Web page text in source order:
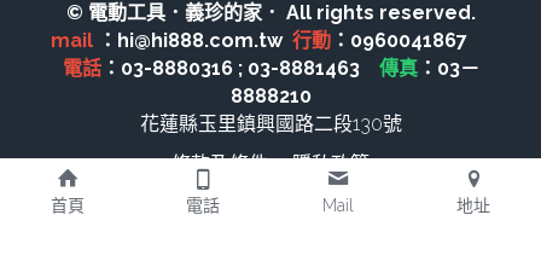
KOLAI格萊電動工具
CAN TA電動工具
HIKOKI 電動工具
台灣REXON 電動工具
© 電動工具．義珍的家． All rights reserved.
mail ：hi@hi888.com.tw 行動
電話：03-8880316 ; 03-8881463 傳真：03－
8888210
花蓮縣玉里鎮興國路二段130號
條款及條件
隱私政策
首頁 電話 Mail 地址